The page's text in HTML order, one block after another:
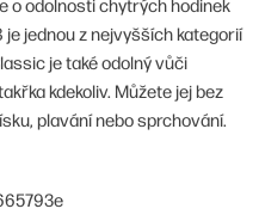
jednou z nejvyšších kategorií
je také odolný vůči
kdekoliv. Můžete jej bez
plavání nebo sprchování.